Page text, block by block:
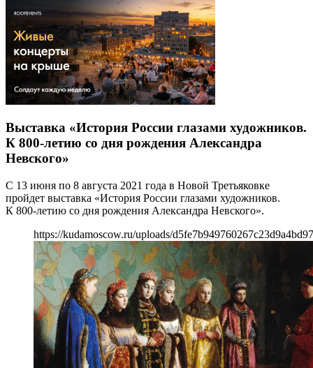
Выставка «История России глазами художников.
К 800-летию со дня рождения Александра
Невского»
С 13 июня по 8 августа 2021 года в Новой Третьяковке
пройдет выставка «История России глазами художников.
К 800-летию со дня рождения Александра Невского».
https://kudamoscow.ru/uploads/